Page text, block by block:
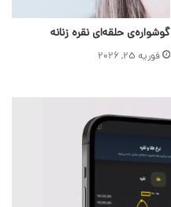
گوشواره‌ی حلقه‌ای نقره زنانه
فوریه 25, 2026